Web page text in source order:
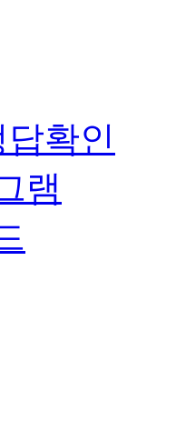
확인
램